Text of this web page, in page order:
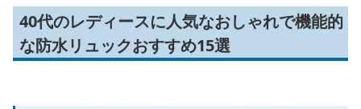
40代のレディースに人気なおしゃれで機能的
な防水リュックおすすめ15選